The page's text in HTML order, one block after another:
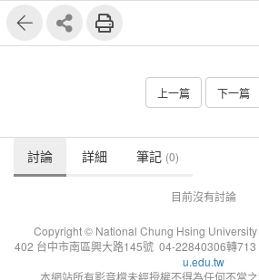
上一篇 下一篇
討論 詳細 筆記 (0)
目前沒有討論
Copyright © National Chung Hsing
402 台中市南區興大路145號 04-22840306轉
u.edu.tw
本網站所有影音檔未經授權不得為任何不當